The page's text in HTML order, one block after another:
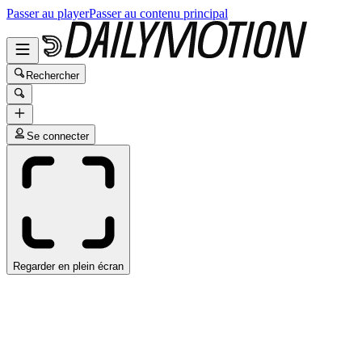
Passer au playerPasser au contenu principal
Rechercher
Se connecter
Regarder en plein écran